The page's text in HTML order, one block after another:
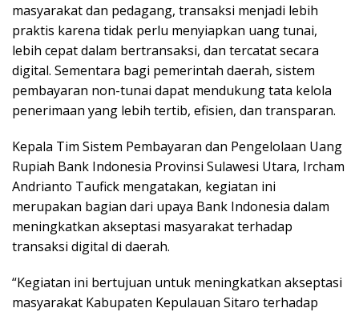
masyarakat dan pedagang, transaksi menjadi lebih
praktis karena tidak perlu menyiapkan uang tunai,
lebih cepat dalam bertransaksi, dan tercatat secara
digital. Sementara bagi pemerintah daerah, sistem
pembayaran non-tunai dapat mendukung tata kelola
penerimaan yang lebih tertib, efisien, dan transparan.
Kepala Tim Sistem Pembayaran dan Pengelolaan Uang
Rupiah Bank Indonesia Provinsi Sulawesi Utara, Ircham
Andrianto Taufick mengatakan, kegiatan ini
merupakan bagian dari upaya Bank Indonesia dalam
meningkatkan akseptasi masyarakat terhadap
transaksi digital di daerah.
“Kegiatan ini bertujuan untuk meningkatkan akseptasi
masyarakat Kabupaten Kepulauan Sitaro terhadap